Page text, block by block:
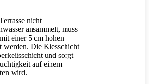
nicht
ansammelt, muss
einer 5 cm hohen
werden. Die Kiesschicht
und sorgt
auf einem
wird.